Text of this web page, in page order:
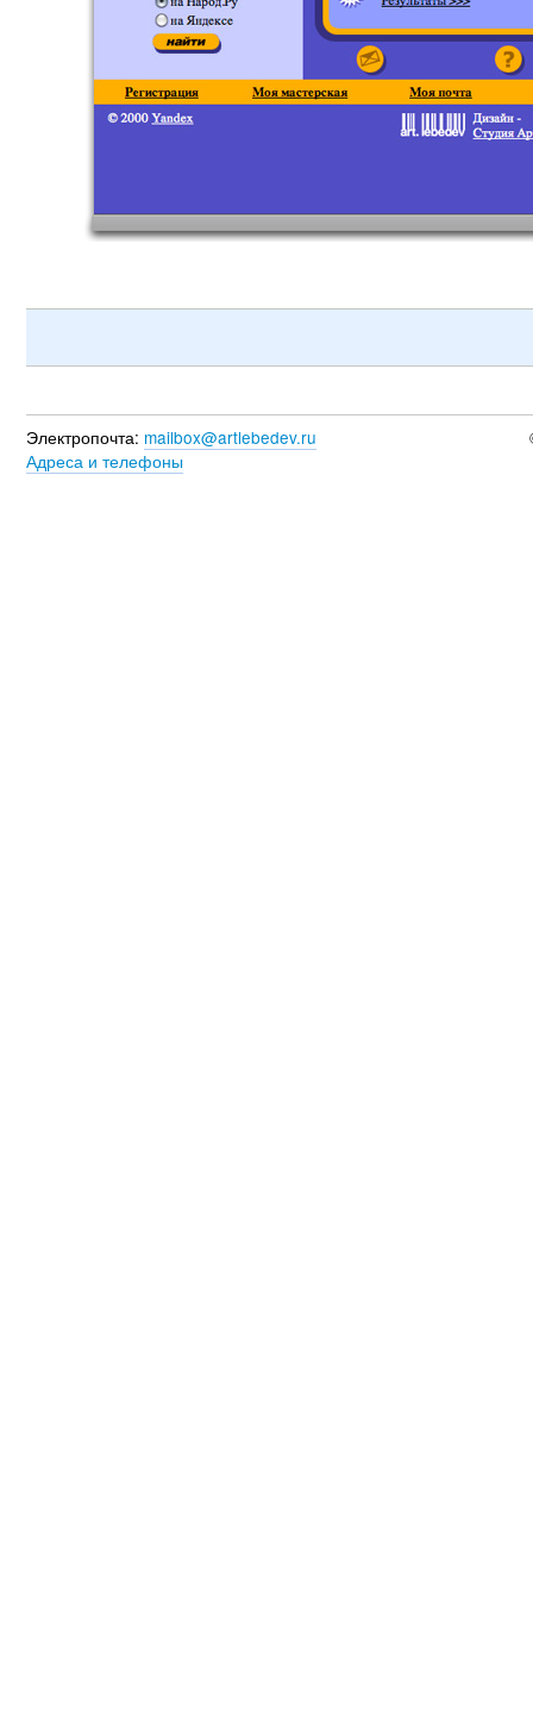
Электропочта: mailbox@artlebedev.ru
Адреса и телефоны